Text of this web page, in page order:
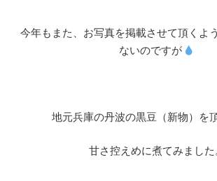
今年もまた、お写真を掲載させて頂くよ
ないのですが
地元兵庫の丹波の黒豆（新物）を
甘さ控えめに煮てみました